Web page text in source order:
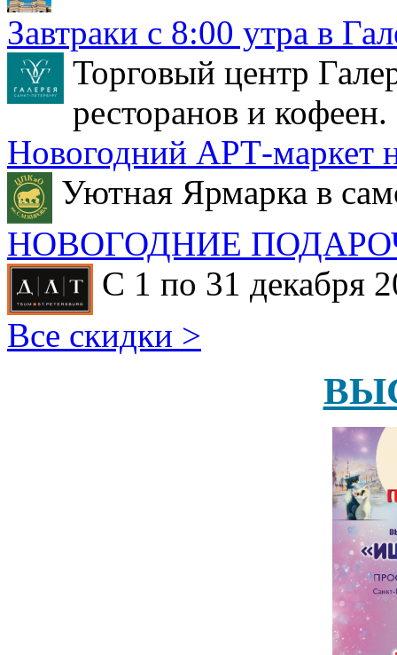
Завтраки с 8:00 утра в
Торговый центр
ресторанов и кофеен.
Новогодний АРТ-маркет
Уютная Ярмарка в
НОВОГОДНИЕ
С 1 по 31 декабря
Все скидки >